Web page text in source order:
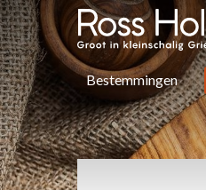
Bestemmingen